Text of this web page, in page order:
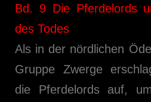
Bd. 9 Die Pferdelords
des Todes
Als in der nördlichen
Gruppe Zwerge
die Pferdelords auf,